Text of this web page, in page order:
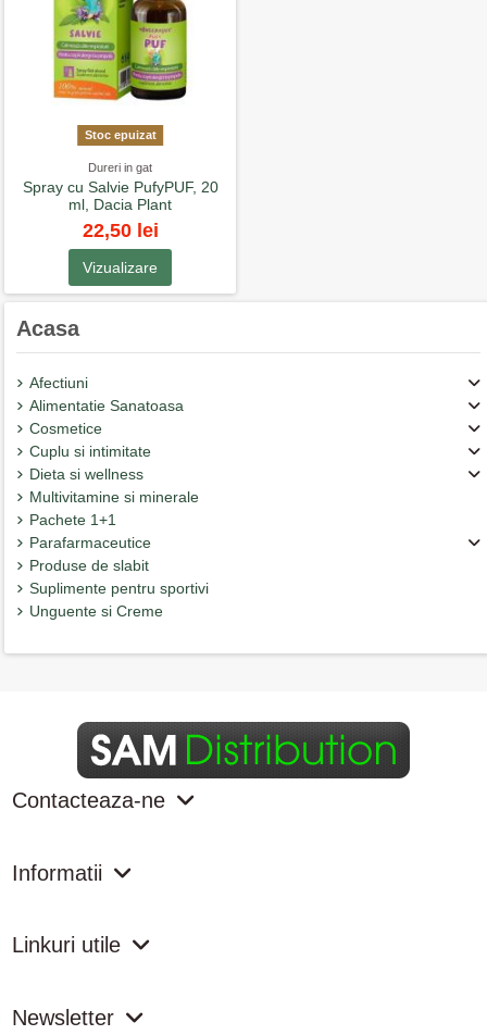
Stoc epuizat
Dureri in gat
Spray cu Salvie PufyPUF, 20
ml, Dacia Plant
22,50 lei
Vizualizare
Acasa
Afectiuni
Alimentatie Sanatoasa
Cosmetice
Cuplu si intimitate
Dieta si wellness
Multivitamine si minerale
Pachete 1+1
Parafarmaceutice
Produse de slabit
Suplimente pentru sportivi
Unguente si Creme
Contacteaza-ne
Informatii
Linkuri utile
Newsletter